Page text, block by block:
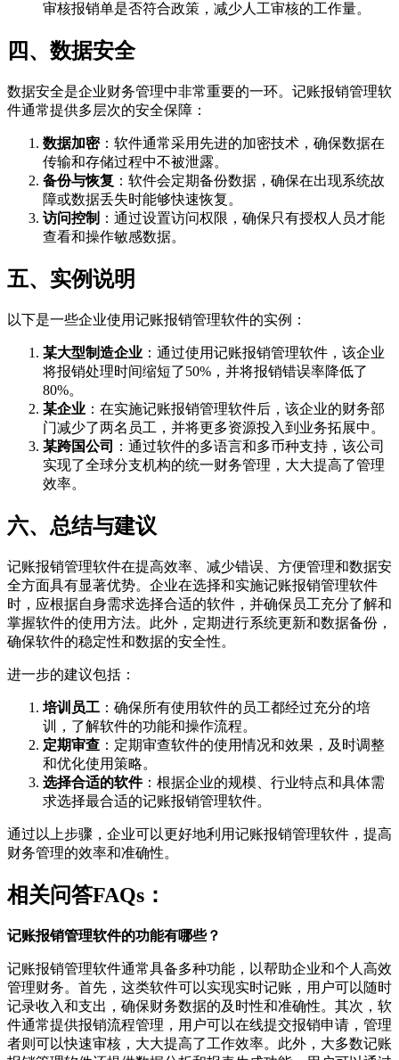
审核报销单是否符合政策，减少人工审核的工作量。
四、数据安全
数据安全是企业财务管理中非常重要的一环。记账报销管理软
件通常提供多层次的安全保障：
数据加密：软件通常采用先进的加密技术，确保数据在
传输和存储过程中不被泄露。
备份与恢复 ：软件会定期备份数据，确保在出现系统故
障或数据丢失时能够快速恢复。
访问控制 ：通过设置访问权限，确保只有授权人员才能
查看和操作敏感数据。
五、实例说明
以下是一些企业使用记账报销管理软件的实例：
某大型制造企业 ：通过使用记账报销管理软件，该企业
将报销处理时间缩短了50%，并将报销错误率降低了
80%。
某企业 ：在实施记账报销管理软件后，该企业的财务部
门减少了两名员工，并将更多资源投入到业务拓展中。
某跨国公司
：通过软件的多语言和多币种支持，该公司
实现了全球分支机构的统一财务管理，大大提高了管理
效率。
六、总结与建议
记账报销管理软件在提高效率、减少错误、方便管理和数据安
全方面具有显著优势。企业在选择和实施记账报销管理软件
时，应根据自身需求选择合适的软件，并确保员工充分了解和
掌握软件的使用方法。此外，定期进行系统更新和数据备份，
确保软件的稳定性和数据的安全性。
进一步的建议包括：
培训员工 ：确保所有使用软件的员工都经过充分的培
训，了解软件的功能和操作流程。
定期审查 ：定期审查软件的使用情况和效果，及时调整
和优化使用策略。
选择合适的软件：根据企业的规模、行业特点和具体需
求选择最合适的记账报销管理软件。
通过以上步骤，企业可以更好地利用记账报销管理软件，提高
财务管理的效率和准确性。
相关问答FAQs：
记账报销管理软件的功能有哪些？
记账报销管理软件通常具备多种功能，以帮助企业和个人高效
管理财务。首先，这类软件可以实现实时记账，用户可以随时
记录收入和支出，确保财务数据的及时性和准确性。其次，软
件通常提供报销流程管理，用户可以在线提交报销申请，管理
者则可以快速审核，大大提高了工作效率。此外，大多数记账